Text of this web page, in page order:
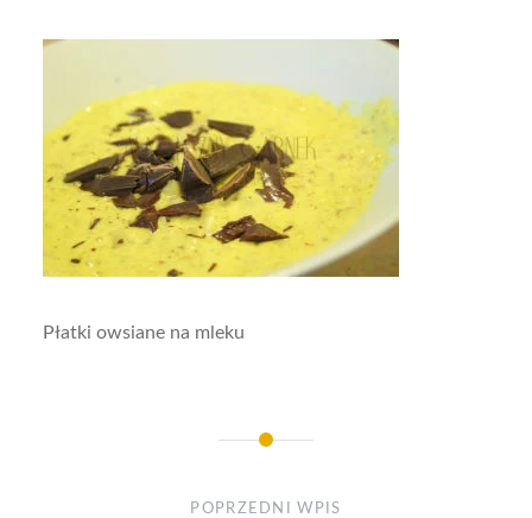
Płatki owsiane na mleku
POPRZEDNI WPIS